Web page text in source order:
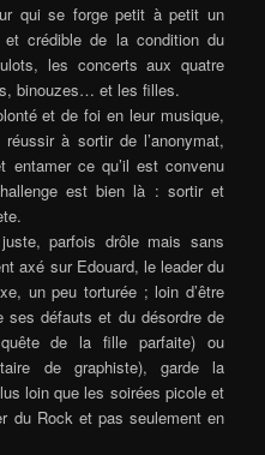
qui se forge petit à petit un
crédible de la condition du
les concerts aux quatre
binouzes… et les filles.
et de foi en leur musique,
à sortir de l’anonymat,
entamer ce qu’il est convenu
est bien là : sortir et
parfois drôle mais sans
axé sur Edouard, le leader du
un peu torturée ; loin d’être
défauts et du désordre de
de la fille parfaite) ou
de graphiste), garde la
loin que les soirées picole et
du Rock et pas seulement en